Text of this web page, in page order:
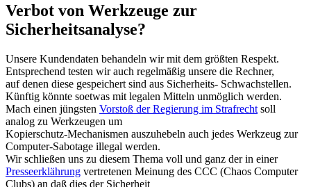
Verbot von Werkzeuge zur
Sicherheitsanalyse?
Unsere Kundendaten behandeln wir mit dem größten Respekt.
Entsprechend testen wir auch regelmäßig unsere die Rechner,
auf denen diese gespeichert sind aus Sicherheits- Schwachstellen.
Künftig könnte soetwas mit legalen Mitteln unmöglich werden.
Mach einen jüngsten Vorstoß der Regierung im Strafrecht soll
analog zu Werkzeugen um
Kopierschutz-Mechanismen auszuhebeln auch jedes Werkzeug zur
Computer-Sabotage illegal werden.
Wir schließen uns zu diesem Thema voll und ganz der in einer
Presseerklährung vertretenen Meinung des CCC (Chaos Computer
Clubs) an daß dies der Sicherheit